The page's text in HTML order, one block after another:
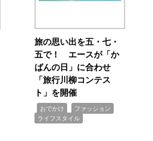
旅の思い出を五・七・
五で！ エースが「か
ばんの日」に合わせ
「旅行川柳コンテス
ト」を開催
おでかけ ファッション
ライフスタイル